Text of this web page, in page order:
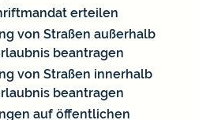
erteilen
von Straßen außerhalb
beantragen
von Straßen innerhalb
beantragen
auf öffentlichen